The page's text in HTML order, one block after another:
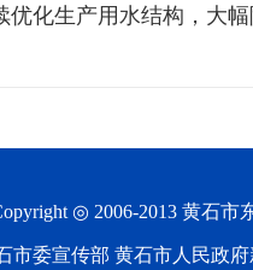
优化生产用水结构，大
◎ 2006-2013 黄石市
市委宣传部 黄石市人民政